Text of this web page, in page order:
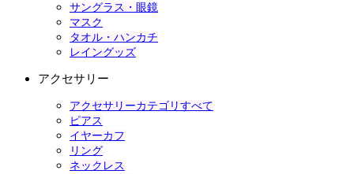
サングラス・眼鏡
マスク
タオル・ハンカチ
レイングッズ
アクセサリー
アクセサリーカテゴリすべて
ピアス
イヤーカフ
リング
ネックレス